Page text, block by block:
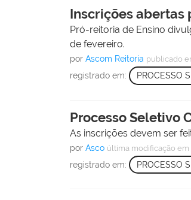
Inscrições abertas
Pró-reitoria de Ensino
de fevereiro.
porAscom Reitoria publicado
registrado em: PROCESSO
Processo Seletivo
As inscrições devem ser
porAsco última modificação em
registrado em: PROCESSO